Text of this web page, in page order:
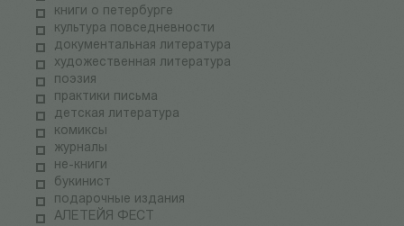
книги о петербурге
культура повседневности
документальная литература
художественная литература
поэзия
практики письма
детская литература
комиксы
журналы
не-книги
букинист
подарочные издания
АЛЕТЕЙЯ ФЕСТ